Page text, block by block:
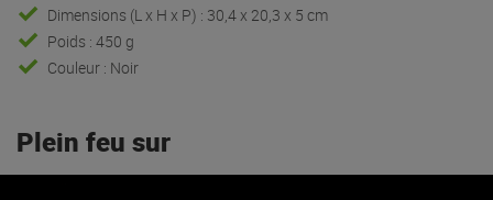
Dimensions (L x H x P) : 30,4 x 20,3 x 5 cm
Poids : 450 g
Couleur : Noir
Plein feu sur